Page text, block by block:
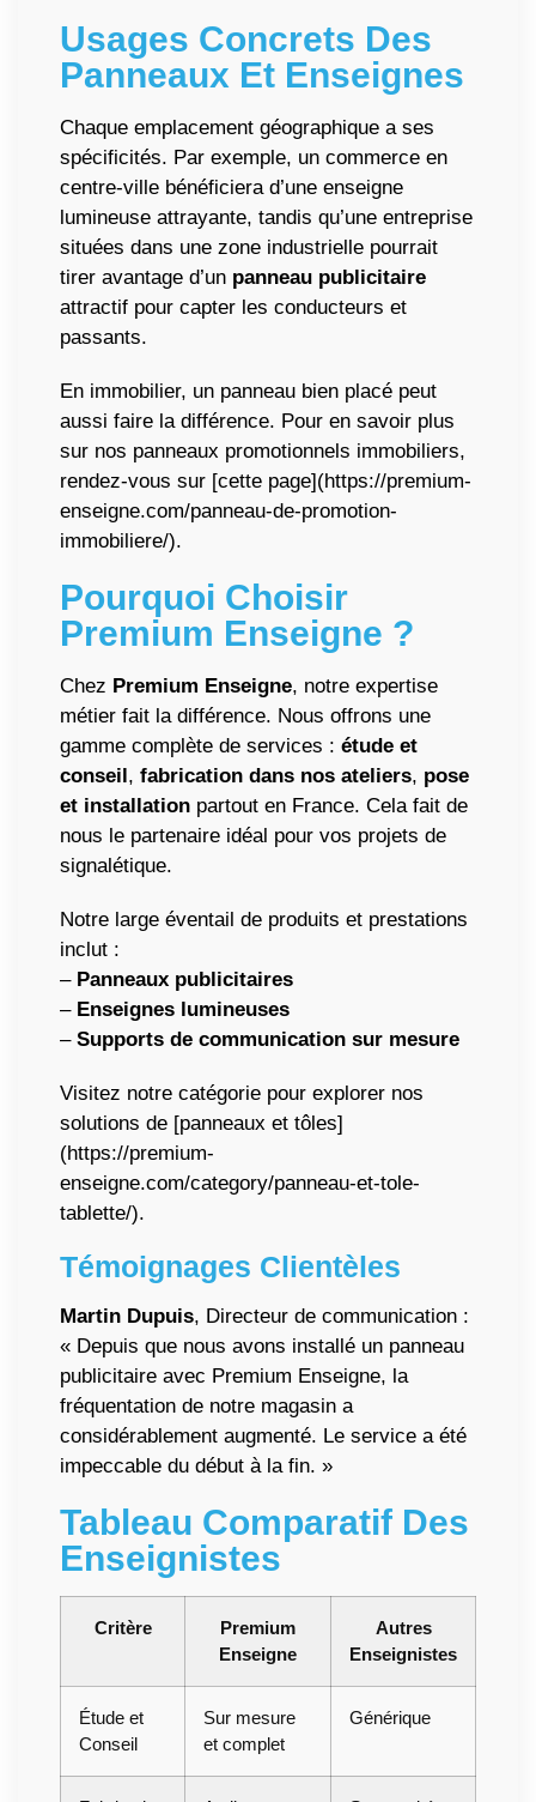
Usages Concrets Des
Panneaux Et Enseignes
Chaque emplacement géographique a ses
spécificités. Par exemple, un commerce en
centre-ville bénéficiera d’une enseigne
lumineuse attrayante, tandis qu’une entreprise
situées dans une zone industrielle pourrait
tirer avantage d’un panneau publicitaire
attractif pour capter les conducteurs et
passants.
En immobilier, un panneau bien placé peut
aussi faire la différence. Pour en savoir plus
sur nos panneaux promotionnels immobiliers,
rendez-vous sur [cette page](https://premium-
enseigne.com/panneau-de-promotion-
immobiliere/).
Pourquoi Choisir
Premium Enseigne ?
Chez Premium Enseigne, notre expertise
métier fait la différence. Nous offrons une
gamme complète de services : étude et
conseil , fabrication dans nos ateliers, pose
et installation partout en France. Cela fait de
nous le partenaire idéal pour vos projets de
signalétique.
Notre large éventail de produits et prestations
inclut :
– Panneaux publicitaires
– Enseignes lumineuses
– Supports de communication sur mesure
Visitez notre catégorie pour explorer nos
solutions de [panneaux et tôles]
(https://premium-
enseigne.com/category/panneau-et-tole-
tablette/).
Témoignages Clientèles
Martin Dupuis, Directeur de communication :
« Depuis que nous avons installé un panneau
publicitaire avec Premium Enseigne, la
fréquentation de notre magasin a
considérablement augmenté. Le service a été
impeccable du début à la fin. »
Tableau Comparatif Des
Enseignistes
Critère
Premium
Enseigne
Autres
Enseignistes
Étude et
Conseil
Sur mesure
et complet
Générique